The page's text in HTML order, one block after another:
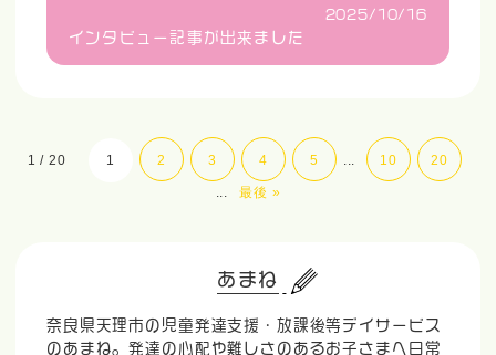
2025/10/16
インタビュー記事が出来ました
1 / 20 1 2 3 4 5 ... 10 20
... 最後 »
あまね
奈良県天理市の児童発達支援・放課後等デイサービス
のあまね。発達の心配や難しさのあるお子さまへ日常